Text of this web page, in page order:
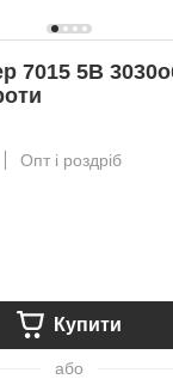
7015 5В
Опт і роздріб
Купити
або